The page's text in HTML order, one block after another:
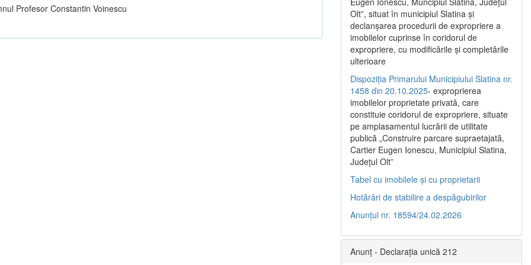
Profesor Constantin Voinescu
Olt”, situat în municipiul Slatina şi
declanşarea procedurii de expropriere a
imobilelor cuprinse în coridorul de
expropriere, cu modificările şi completările
ulterioare
Dispoziția Primarului Municipiului Slatina nr.
1458 din 20.10.2025- exproprierea
imobilelor proprietate privată, care
constituie coridorul de expropriere, situate
pe amplasamentul lucrării de utilitate
publică „Construire parcare supraetajată,
Cartier Eugen Ionescu, Municipiul Slatina,
Județul Olt”
Tabel cu imobilele și cu proprietarii
Hotărâri de stabilire a despăgubirilor
Anunțul nr. 18594/24.02.2026
Anunț - Declarația unică 212